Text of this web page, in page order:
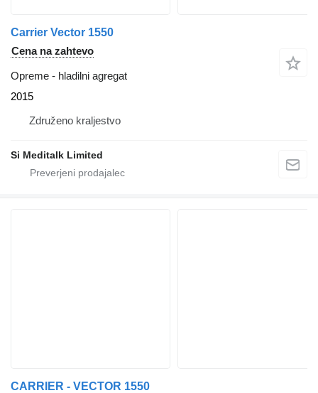
Carrier Vector 1550
Cena na zahtevo
Opreme - hladilni agregat
2015
Združeno kraljestvo
Si Meditalk Limited
CARRIER - VECTOR 1550